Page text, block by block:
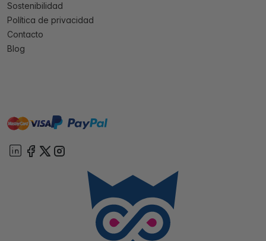
Sostenibilidad
Política de privacidad
Contacto
Blog
mastervisa paypal